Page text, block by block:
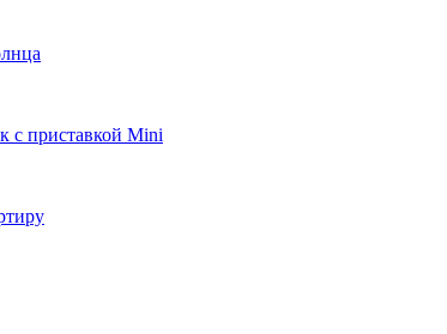
с приставкой Mini